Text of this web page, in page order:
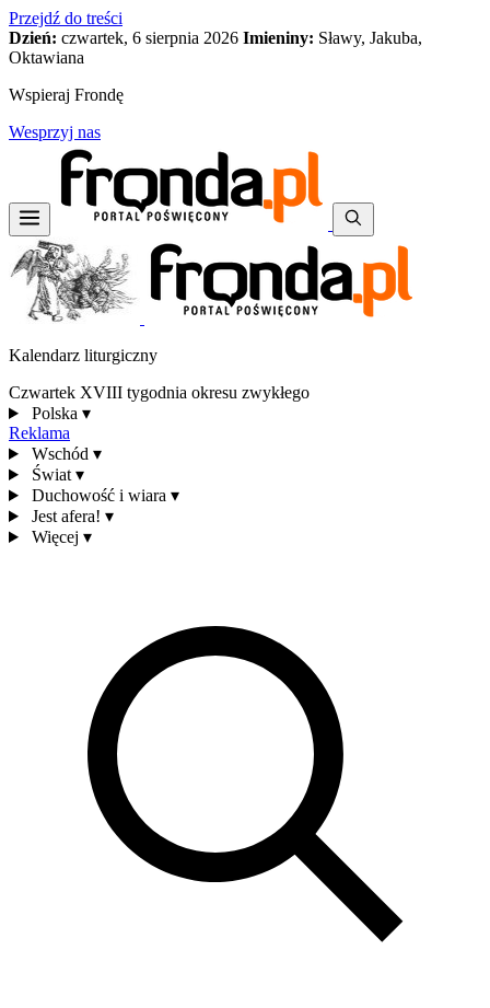
Przejdź do treści
Dzień: czwartek, 6 sierpnia 2026 Imieniny: Sławy, Jakuba,
Oktawiana
Wspieraj Frondę
Wesprzyj nas
Kalendarz liturgiczny
Czwartek XVIII tygodnia okresu zwykłego
Polska ▾
Reklama
Wschód ▾
Świat ▾
Duchowość i wiara ▾
Jest afera! ▾
Więcej ▾